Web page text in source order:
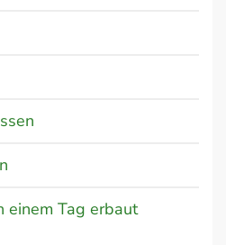
einem Tag erbaut